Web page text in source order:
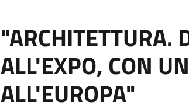
"ARCHITETTURA.
ALL'EXPO, CON
ALL'EUROPA"